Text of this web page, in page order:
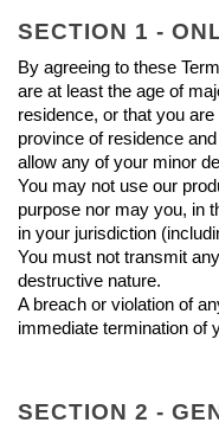
SECTION 1 -
By agreeing to these
are at least the age of
residence, or that you
province of residence
allow any of your minor
You may not use our
purpose nor may you, in
in your jurisdiction
You must not transmit
destructive nature.
A breach or violation of
immediate termination of
SECTION 2 -